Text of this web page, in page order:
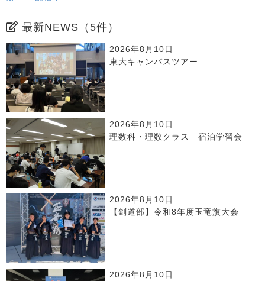
最新NEWS（5件）
2026年8月10日
東大キャンパスツアー
2026年8月10日
理数科・理数クラス 宿泊学習会
2026年8月10日
【剣道部】令和8年度玉竜旗大会
2026年8月10日